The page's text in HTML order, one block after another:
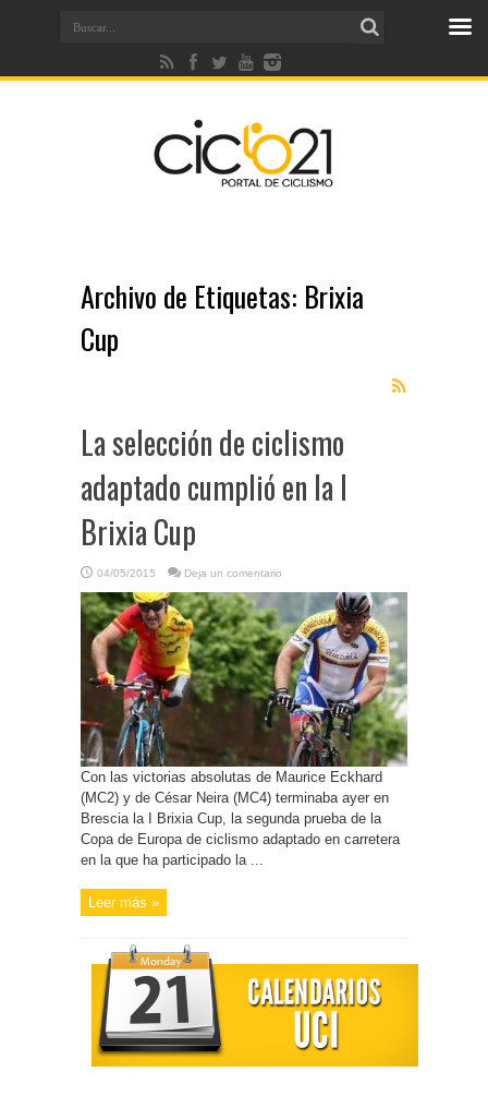
Archivo de Etiquetas: Brixia
Cup
La selección de ciclismo
adaptado cumplió en la I
Brixia Cup
04/05/2015 Deja un comentario
Con las victorias absolutas de Maurice Eckhard
(MC2) y de César Neira (MC4) terminaba ayer en
Brescia la I Brixia Cup, la segunda prueba de la
Copa de Europa de ciclismo adaptado en carretera
en la que ha participado la ...
Leer más »